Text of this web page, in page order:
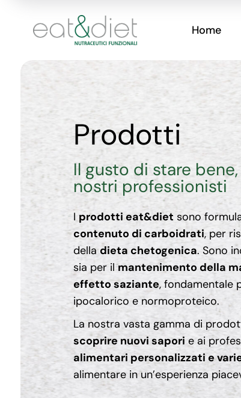
Home
Prodotti
Il gusto di stare
nostri professionisti
Iprodotti eat&diet sono
contenuto di carboidrati, per
delladieta chetogenica. Sono
sia per ilmantenimento della
effetto saziante, fondamentale
ipocalorico e normoproteico.
La nostra vasta gamma di
scoprire nuovi sapori e ai
alimentari personalizzati e
alimentare in un’esperienza